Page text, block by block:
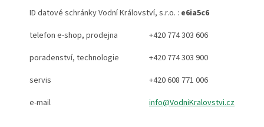
ID datové schránky Vodní Království, s.r.o. : e6ia5c6
telefon e-shop, prodejna
+420 774 303 606
poradenství, technologie +420 774 303 900
servis
+420 608 771 006
e-mail
info@VodniKralovstvi.cz